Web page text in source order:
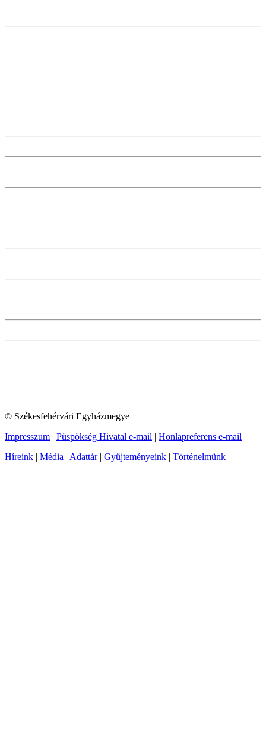
© Székesfehérvári Egyházmegye
Impresszum | Püspökség Hivatal e-mail | Honlapreferens e-mail
Híreink | Média | Adattár| Gyűjteményeink | Történelmünk